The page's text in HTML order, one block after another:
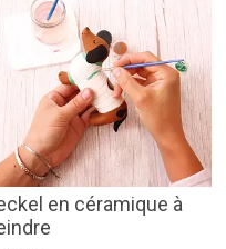
en céramique à